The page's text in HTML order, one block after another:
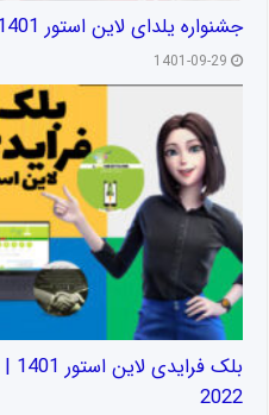
جشنواره یلدای لاین استور 1401
1401-09-29
2022